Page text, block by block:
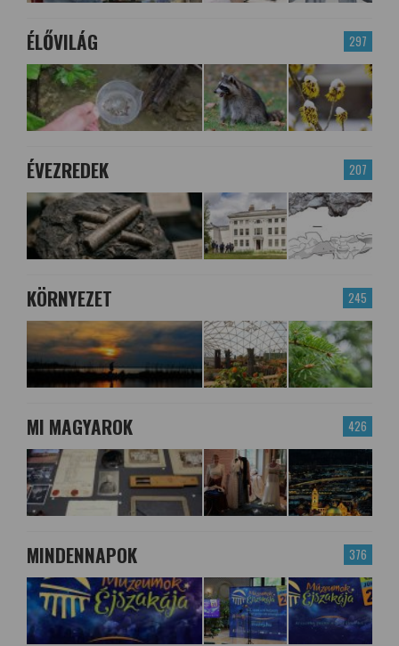
297
ÉLŐVILÁG
207
ÉVEZREDEK
245
KÖRNYEZET
426
MI MAGYAROK
376
MINDENNAPOK